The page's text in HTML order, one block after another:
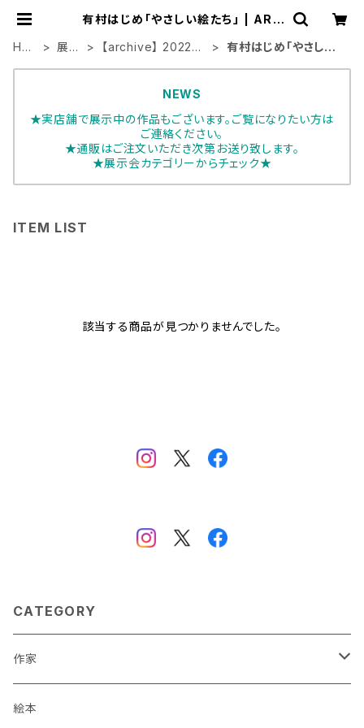
有村はじめ「やさしい絵たち」 | ART
HO
展示
【archive】 2022年
有村はじめ「やさしい
NEWS
★実店舗で展示中の作品もございます。ご覧になりたい方は
ご連絡ください。
★通販はご注文いただき次第お送り致します。
★展示会カテゴリーからチェック★
ITEM LIST
該当する商品が見つかりませんでした。
CATEGORY
作家
蒼川わか
絵本